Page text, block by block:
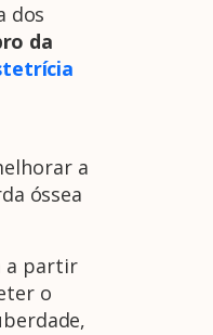
dos
da
a
óssea
a partir
o